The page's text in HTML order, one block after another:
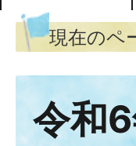
現在のペ
令和